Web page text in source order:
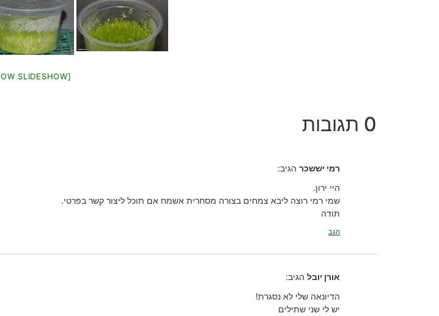
[SHOW SLIDESHOW]
0 תגובות
רמי יששכר הגיב:
היי ירון.
שמי רמי רוצה ליבא צמחים בצורה מסחרית אשמח אם תוכל ליצור קשר בפרטי.
תודה
הגב
אורן יובל הגיב:
הדיונאה שלי לא נסגרת!
יש לי שני שתילים